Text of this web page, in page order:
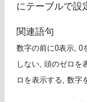
にテーブルで設
関連語句
数字の前に0表示, 0
しない, 頭のゼロを
ロを表示する, 数字